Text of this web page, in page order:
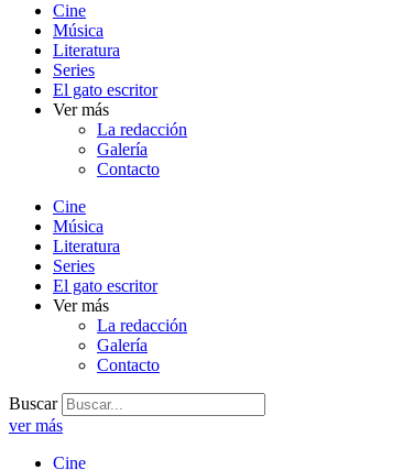
Cine
Música
Literatura
Series
El gato escritor
Ver más
La redacción
Galería
Contacto
Cine
Música
Literatura
Series
El gato escritor
Ver más
La redacción
Galería
Contacto
Buscar
ver más
Cine